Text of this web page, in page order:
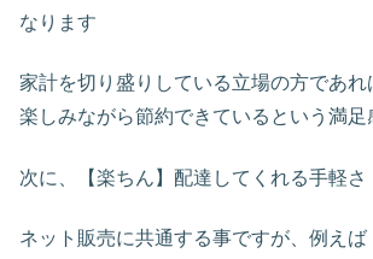
なります
家計を切り盛りしている立場の方であれ
楽しみながら節約できているという満足
次に、【楽ちん】配達してくれる手軽さ
ネット販売に共通する事ですが、例え